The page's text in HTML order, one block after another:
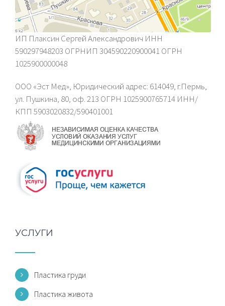
ИП Плаксин Сергей Александрович ИНН
590297948203 ОГРНИП 304590220900041 ОГРН
1025900000048
ООО «Эст Мед», Юридический адрес: 614049, г.Пермь,
ул. Пушкина, 80, оф. 213 ОГРН 1025900765714 ИНН/
КПП 5903020832/590401001
УСЛУГИ
Пластика груди
Пластика живота